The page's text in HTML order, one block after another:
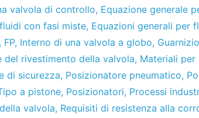
valvola di controllo, Equazione generale
con fasi miste, Equazioni generali per
, FP, Interno di una valvola a globo,
del rivestimento della valvola, Materiali
di sicurezza, Posizionatore pneumatico,
a pistone, Posizionatori, Processi
valvola, Requisiti di resistenza alla